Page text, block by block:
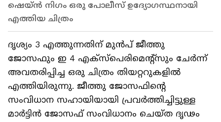
ഷെയ്ൻ നിഗം ഒരു പോലീസ് ഉദ്യോഗസ്ഥനായി
എത്തിയ ചിത്രം
ദൃശ്യം 3 എത്തുന്നതിന് മുന്‍പ് ജീത്തു
ജോസഫും ഇ 4 എക്സ്പെരിമെന്‍റ്സും ചേര്‍ന്ന്
അവതരിപ്പിച്ച ഒരു ചിത്രം തിയറ്ററുകളില്‍
എത്തിയിരുന്നു. ജീത്തു ജോസഫിന്‍റെ
സംവിധാന സഹായിയായി പ്രവര്‍ത്തിച്ചിട്ടുള്ള
മാര്‍ട്ടിന്‍ ജോസഫ് സംവിധാനം ചെയ്ത ദൃഢം